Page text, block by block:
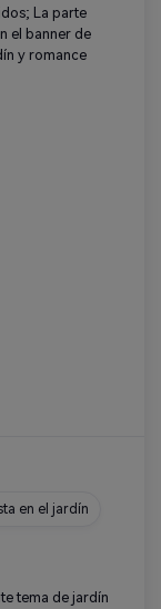
La parte
el banner de
y romance
en el jardín
tema de jardín